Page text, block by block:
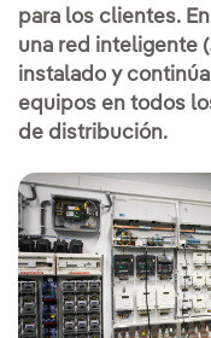
para los clientes.
una red inteligente (
instalado y
equipos en todos
de distribución.